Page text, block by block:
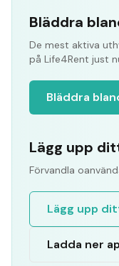
Bläddra
De mest aktiva
på Life4Rent just
Bläddra
Lägg upp
Förvandla
Lägg upp
Ladda ner